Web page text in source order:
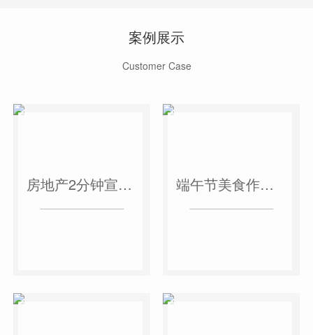
案例展示
Customer Case
房地产2分钟宣传片 端午节美食作品短视频案例